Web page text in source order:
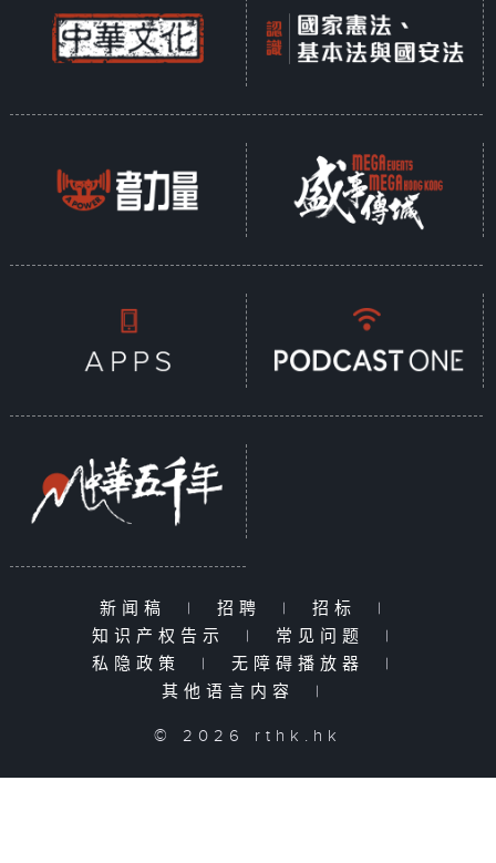
新闻稿 | 招聘 | 招标
|
知识产权告示
| 常见问题
|
私隐政策
| 无障碍播放器
|
其他语言内容
|
© 2026 rthk.hk